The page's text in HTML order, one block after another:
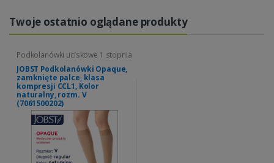
Twoje ostatnio oglądane produkty
Podkolanówki uciskowe 1 stopnia
JOBST Podkolanówki Opaque,
zamknięte palce, klasa
kompresji CCL1, Kolor
naturalny, rozm. V
(7061500202)